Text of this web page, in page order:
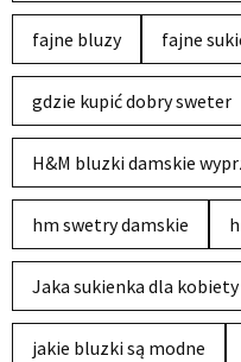
fajne bluzy fajne
gdzie kupić dobry sweter
H&M bluzki damskie
hm swetry damskie
Jaka sukienka dla kobiety
jakie bluzki są modne